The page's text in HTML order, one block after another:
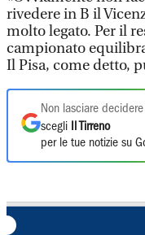
rivedere in B il
molto legato. Per il
campionato
Il Pisa, come detto,
Non lasciare
scegli
Il Tirreno
per le tue notizie su